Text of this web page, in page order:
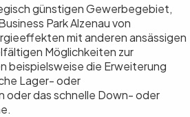
günstigen Gewerbegebiet,
Park Alzenau von
mit anderen ansässigen
Möglichkeiten zur
beispielsweise die Erweiterung
Lager- oder
oder das schnelle Down- oder